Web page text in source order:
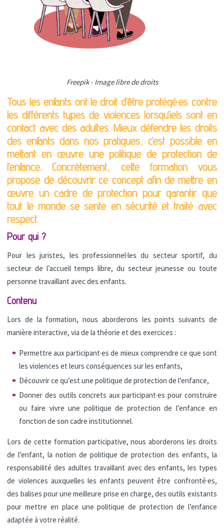
Freepik - Image libre de droits
Tous les enfants ont le droit d’être protégé·es contre
les différents types de violences lorsqu’iels sont en
contact avec des adultes. Mieux défendre les droits
des enfants dans nos pratiques, c’est possible en
mettant en œuvre une politique de protection de
l’enfance. Concrètement, cette formation vous
propose de découvrir ce concept afin de mettre en
œuvre un cadre de protection pour garantir que
tout le monde se sente en sécurité et traité avec
respect.
Pour qui ?
Pour les juristes, les professionnel·les du secteur sportif, du
secteur de l’accueil temps libre, du secteur jeunesse ou toute
personne travaillant avec des enfants.
Contenu
Lors de la formation, nous aborderons les points suivants de
manière interactive, via de la théorie et des exercices :
Permettre aux participant·es de mieux comprendre ce que sont
les violences et leurs conséquences sur les enfants,
Découvrir ce qu’est une politique de protection de l’enfance,
Donner des outils concrets aux participant·es pour construire
ou faire vivre une politique de protection de l’enfance en
fonction de son cadre institutionnel.
Lors de cette formation participative, nous aborderons les droits
de l’enfant, la notion de politique de protection des enfants, la
responsabilité des adultes travaillant avec des enfants, les types
de violences auxquelles les enfants peuvent être confronté·es,
des balises pour une meilleure prise en charge, des outils existants
pour mettre en place une politique de protection de l’enfance
adaptée à votre réalité.